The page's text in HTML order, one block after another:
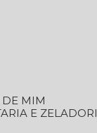
DE MIM
E